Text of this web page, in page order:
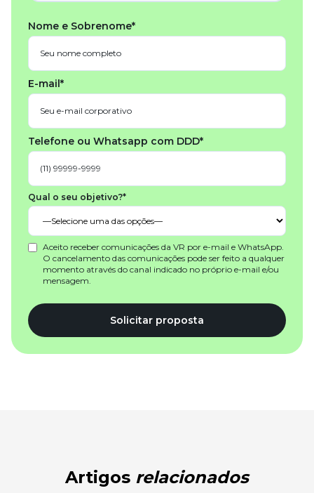
Nome e Sobrenome*
E-mail*
Telefone ou Whatsapp com DDD*
Qual o seu objetivo?*
Aceito receber comunicações da VR por e-mail e WhatsApp.
O cancelamento das comunicações pode ser feito a qualquer
momento através do canal indicado no próprio e-mail e/ou
mensagem.
Solicitar proposta
Artigos relacionados